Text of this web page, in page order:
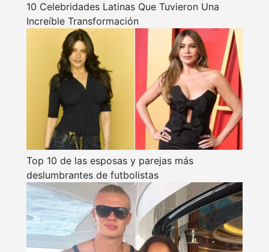
10 Celebridades Latinas Que Tuvieron Una
Increíble Transformación
Top 10 de las esposas y parejas más
deslumbrantes de futbolistas